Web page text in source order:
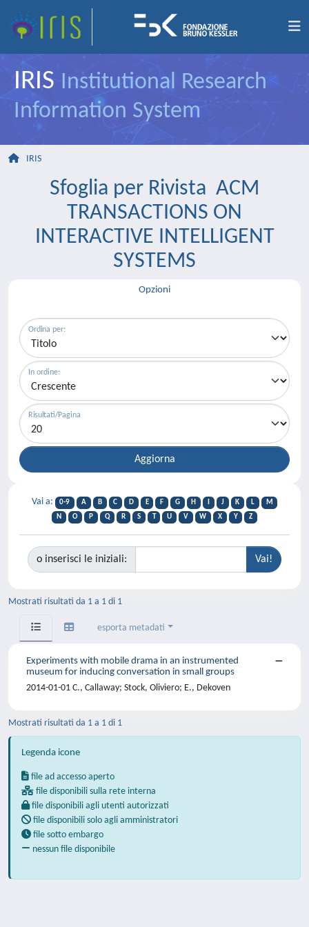
IRIS Institutional Research
Information System
IRIS
Sfoglia per Rivista ACM
TRANSACTIONS ON
INTERACTIVE INTELLIGENT
SYSTEMS
Opzioni
Ordina per:
In ordine:
Risultati/Pagina
Vai a: 0-9 A B C D E F G H J K L
M
N
O P Q R S T U V W X Y Z
o inserisci le iniziali:
Mostrati risultati da 1 a 1 di 1
esporta metadati
Experiments with mobile drama in an instrumented
museum for inducing conversation in small groups
2014-01-01 C., Callaway; Stock, Oliviero; E., Dekoven
Mostrati risultati da 1 a 1 di 1
Legenda icone
file ad accesso aperto
file disponibili sulla rete interna
file disponibili agli utenti autorizzati
file disponibili solo agli amministratori
file sotto embargo
nessun file disponibile